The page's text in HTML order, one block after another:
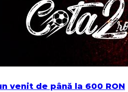
venit de până la 600 RON